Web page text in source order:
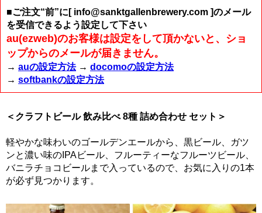
■ご注文“前”に[ info@sanktgallenbrewery.com ]のメール
を受信できるよう設定して下さい
au(ezweb)のお客様は設定をして頂かないと、ショ
ップからのメールが届きません。
→ auの設定方法 → docomoの設定方法
→ softbankの設定方法
＜クラフトビール 飲み比べ 8種 詰め合わせ セット＞
軽やかな味わいのゴールデンエールから、黒ビール、ガツ
ンと濃い味のIPAビール、フルーティーなフルーツビール、
バニラチョコビールまで入っているので、お気に入りの1本
が必ず見つかります。